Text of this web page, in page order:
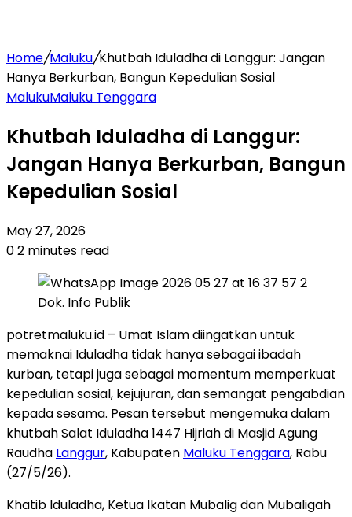
Home/Maluku/Khutbah Iduladha di Langgur: Jangan
Hanya Berkurban, Bangun Kepedulian Sosial
MalukuMaluku Tenggara
Khutbah Iduladha di Langgur:
Jangan Hanya Berkurban, Bangun
Kepedulian Sosial
May 27, 2026
02 minutes read
Dok. Info Publik
potretmaluku.id – Umat Islam diingatkan untuk
memaknai Iduladha tidak hanya sebagai ibadah
kurban, tetapi juga sebagai momentum memperkuat
kepedulian sosial, kejujuran, dan semangat pengabdian
kepada sesama. Pesan tersebut mengemuka dalam
khutbah Salat Iduladha 1447 Hijriah di Masjid Agung
Raudha Langgur, Kabupaten Maluku Tenggara, Rabu
(27/5/26).
Khatib Iduladha, Ketua Ikatan Mubalig dan Mubaligah